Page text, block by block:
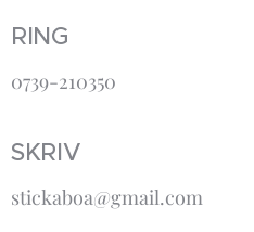
RING
0739-210350
SKRIV
stickaboa@gmail.com